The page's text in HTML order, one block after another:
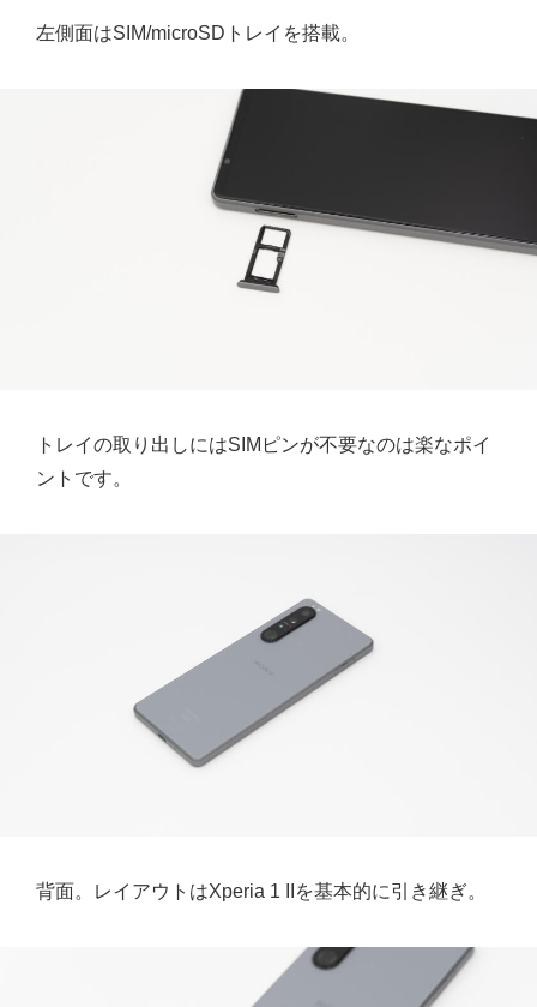
左側面はSIM/microSDトレイを搭載。
トレイの取り出しにはSIMピンが不要なのは楽なポイ
ントです。
背面。レイアウトはXperia 1 IIを基本的に引き継ぎ。